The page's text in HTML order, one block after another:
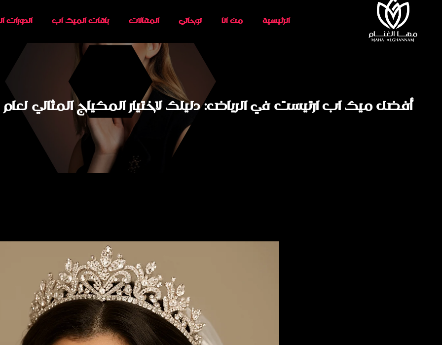
الرئيسية من انا لوحاتي المقالات باقات الميك اب الدورات
أفضل ميك اب ارتيست في الرياض: دليلك لاختيار المكياج المثالي لعام 2025